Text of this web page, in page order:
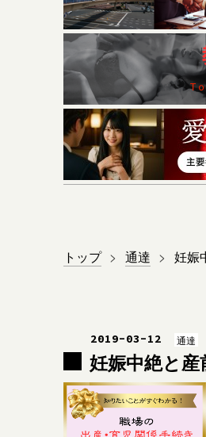
トップ > 通達 > 妊娠
2019-03-12
妊娠中絶と産
通達